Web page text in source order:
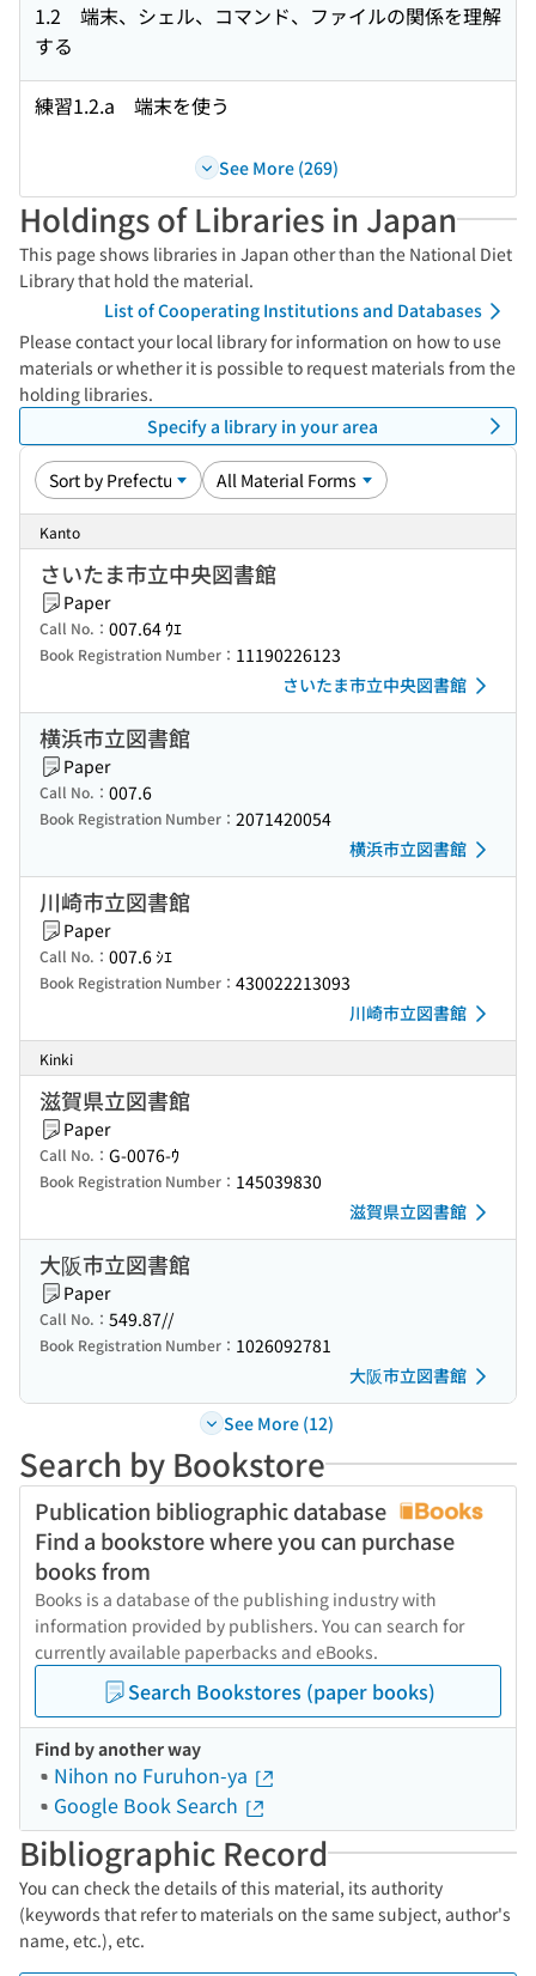
1.2 端末、シェル、コマンド、ファイルの関係を理解
する
練習1.2.a 端末を使う
See More (269)
Holdings of Libraries in Japan
This page shows libraries in Japan other than the National Diet
Library that hold the material.
List of Cooperating Institutions and Databases
Please contact your local library for information on how to use
materials or whether it is possible to request materials from the
holding libraries.
Specify a library in your area
Kanto
さいたま市立中央図書館
Paper
Call No.： 007.64 ｳｴ
Book Registration Number： 11190226123
さいたま市立中央図書館
横浜市立図書館
Paper
Call No.： 007.6
Book Registration Number： 2071420054
横浜市立図書館
川崎市立図書館
Paper
Call No.： 007.6 ｼｴ
Book Registration Number： 430022213093
川崎市立図書館
Kinki
滋賀県立図書館
Paper
Call No.： G-0076-ｳ
Book Registration Number： 145039830
滋賀県立図書館
大阪市立図書館
Paper
Call No.： 549.87//
Book Registration Number： 1026092781
大阪市立図書館
See More (12)
Search by Bookstore
Publication bibliographic database
Find a bookstore where you can purchase
books from
Books is a database of the publishing industry with
information provided by publishers. You can search for
currently available paperbacks and eBooks.
Search Bookstores (paper books)
Find by another way
Nihon no Furuhon-ya
Google Book Search
Bibliographic Record
You can check the details of this material, its authority
(keywords that refer to materials on the same subject, author's
name, etc.), etc.